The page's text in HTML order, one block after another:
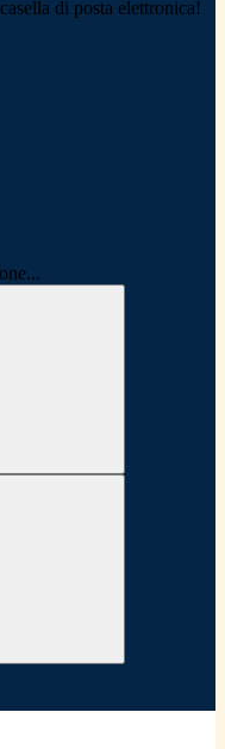
di posta elettronica!